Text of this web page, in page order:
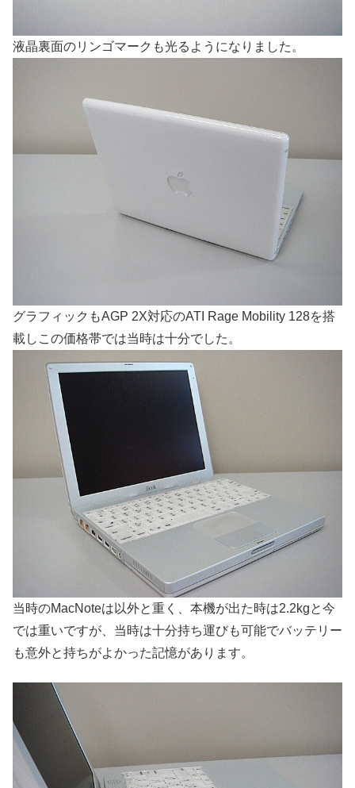
液晶裏面のリンゴマークも光るようになりました。
グラフィックもAGP 2X対応のATI Rage Mobility 128を搭
載しこの価格帯では当時は十分でした。
当時のMacNoteは以外と重く、本機が出た時は2.2kgと今
では重いですが、当時は十分持ち運びも可能でバッテリー
も意外と持ちがよかった記憶があります。